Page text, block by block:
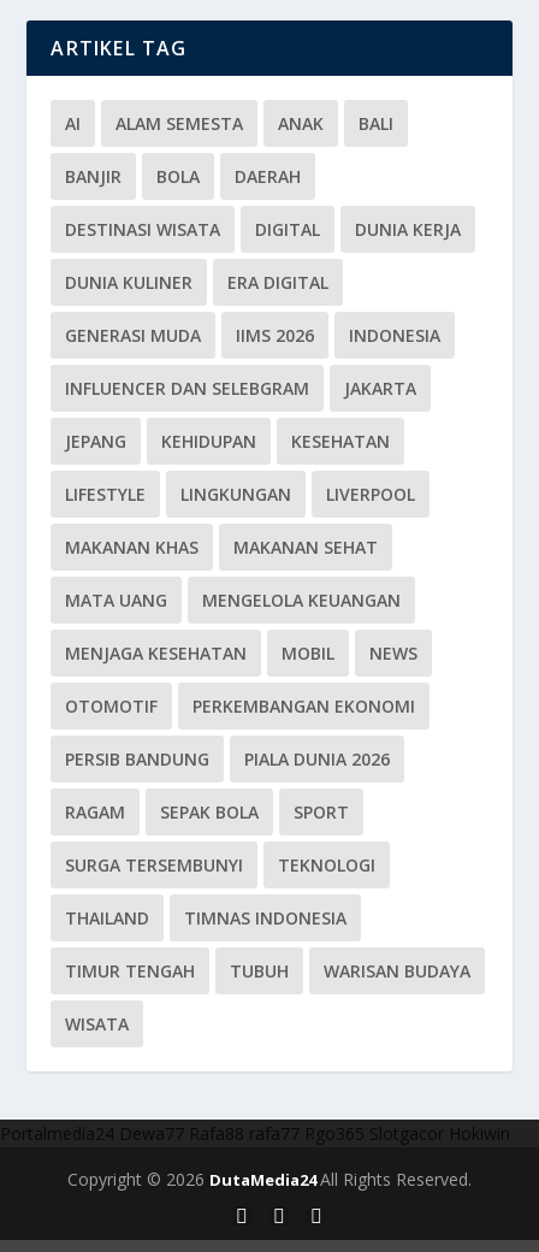
ARTIKEL TAG
AI ALAM SEMESTA ANAK BALI
BANJIR BOLA DAERAH
DESTINASI WISATA DIGITAL DUNIA KERJA
DUNIA KULINER ERA DIGITAL
GENERASI MUDA IIMS 2026 INDONESIA
INFLUENCER DAN SELEBGRAM JAKARTA
JEPANG KEHIDUPAN KESEHATAN
LIFESTYLE LINGKUNGAN LIVERPOOL
MAKANAN KHAS MAKANAN SEHAT
MATA UANG MENGELOLA KEUANGAN
MENJAGA KESEHATAN MOBIL NEWS
OTOMOTIF PERKEMBANGAN EKONOMI
PERSIB BANDUNG PIALA DUNIA 2026
RAGAM SEPAK BOLA SPORT
SURGA TERSEMBUNYI TEKNOLOGI
THAILAND TIMNAS INDONESIA
TIMUR TENGAH TUBUH WARISAN BUDAYA
WISATA
Portalmedia24 Dewa77 Rafa88 rafa77 Rgo365 Slotgacor Hokiwin
Copyright © 2026 DutaMedia24All Rights Reserved.